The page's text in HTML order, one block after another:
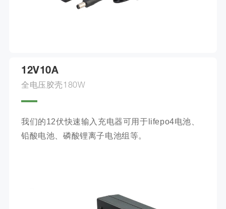
12V10A
全电压胶壳180W
我们的12伏快速输入充电器可用于lifepo4电池、
铅酸电池、磷酸锂离子电池组等。